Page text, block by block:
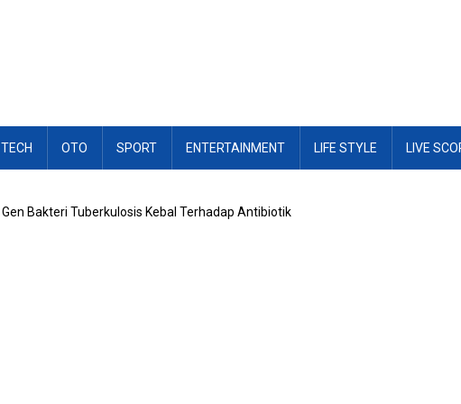
TECH OTO SPORT ENTERTAINMENT LIFE STYLE LIVE
Bakteri Tuberkulosis Kebal Terhadap Antibiotik